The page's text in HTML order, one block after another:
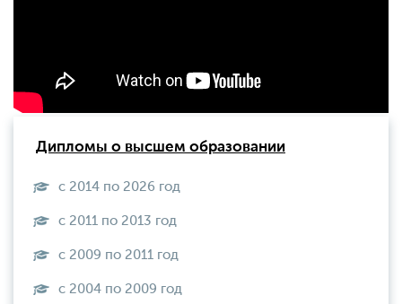
Дипломы о высшем образовании
с 2014 по 2026 год
с 2011 по 2013 год
с 2009 по 2011 год
с 2004 по 2009 год